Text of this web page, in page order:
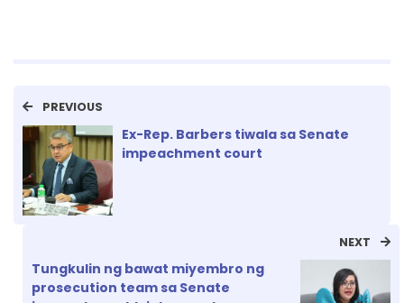
PREVIOUS
Ex-Rep. Barbers tiwala sa Senate
impeachment court
NEXT
Tungkulin ng bawat miyembro ng
prosecution team sa Senate